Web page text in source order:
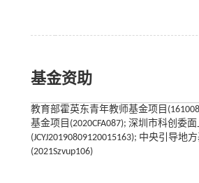
基金资助
教育部霍英东青年教师基金项目
基金项目(2020CFA087); 深圳市科创委面
(JCYJ20190809120015163); 中央引导地
(2021Szvup106)